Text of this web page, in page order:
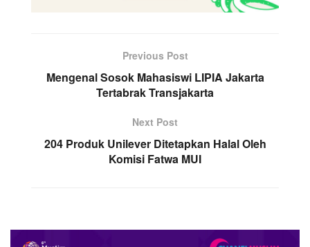
Previous Post
Mengenal Sosok Mahasiswi LIPIA Jakarta
Tertabrak Transjakarta
Next Post
204 Produk Unilever Ditetapkan Halal Oleh
Komisi Fatwa MUI